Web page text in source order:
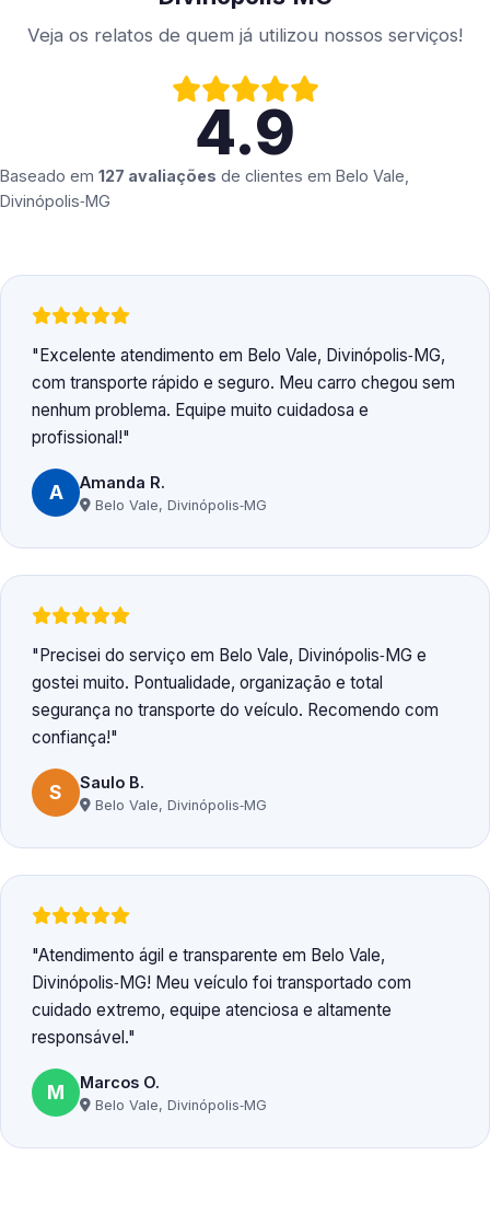
Veja os relatos de quem já utilizou nossos serviços!
4.9
Baseado em 127 avaliações de clientes em Belo Vale,
Divinópolis‑MG
Excelente atendimento em Belo Vale, Divinópolis‑MG,
com transporte rápido e seguro. Meu carro chegou sem
nenhum problema. Equipe muito cuidadosa e
profissional!
A Amanda R.
Belo Vale, Divinópolis‑MG
Precisei do serviço em Belo Vale, Divinópolis‑MG e
gostei muito. Pontualidade, organização e total
segurança no transporte do veículo. Recomendo com
confiança!
S Saulo B.
Belo Vale, Divinópolis‑MG
Atendimento ágil e transparente em Belo Vale,
Divinópolis‑MG! Meu veículo foi transportado com
cuidado extremo, equipe atenciosa e altamente
responsável.
M Marcos O.
Belo Vale, Divinópolis‑MG